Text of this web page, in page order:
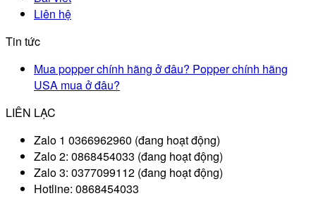
Liên hệ
Tin tức
Mua popper chính hãng ở đâu? Popper chính hãng
USA mua ở đâu?
LIÊN LẠC
Zalo 1 0366962960 (đang hoạt động)
Zalo 2: 0868454033 (đang hoạt động)
Zalo 3: 0377099112 (đang hoạt động)
Hotline: 0868454033